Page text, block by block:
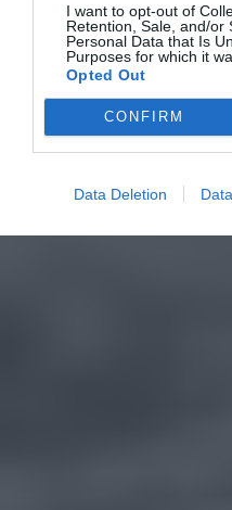
I want to opt-out of
Retention, Sale, and/or
Personal Data that Is
Purposes for which it
Opted Out
CONFIRM
Data Deletion